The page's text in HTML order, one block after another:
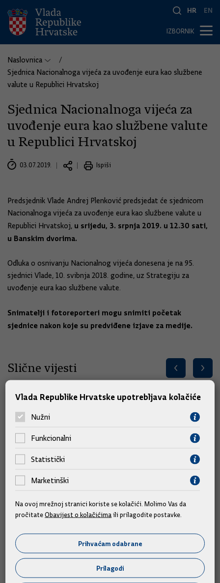
HR EN
IZBORNIK
Naslovnica
Sjednica Nacionalnoga vijeća za uvođenje eura kao službene
valute u Republici Hrvatskoj
Sjednica Nacionalnoga vijeća za
uvođenje eura kao službene valute
u Republici Hrvatskoj
03.07.2019. Ispiši
Predsjednik Vlade Andrej Plenković predsjedat će sjednicom
Nacionalnoga vijeća za uvođenje eura kao službene valute u
Republici Hrvatskoj, u srijedu, 3. srpnja 2019. u 12.30 sati,
u Banskim dvorima.
Odluka o osnivanju Nacionalnog vijeća donesena je na 95.
sjednici Vlade, 10. svibnja 2018. godine, uz Strategiju za
uvođenje eura kao službene valute.
Snimatelji i fotoreporteri mogu snimiti početak
sjednice nakon koje su predviđene izjave za medije.
Slične vijesti
Predsjednik Vlade Plenković na 311. Sinjskoj
alci
Predsjednik Vlade Andrej Plenković prisustvovat će 311.
Vlada Republike Hrvatske upotrebljava kolačiće
Nužni
Funkcionalni
Statistički
Marketinški
Na ovoj mrežnoj stranici koriste se kolačići. Molimo Vas da
pročitateObavijest o kolačićima ili prilagodite postavke.
Prihvaćam odabrane
Prilagodi